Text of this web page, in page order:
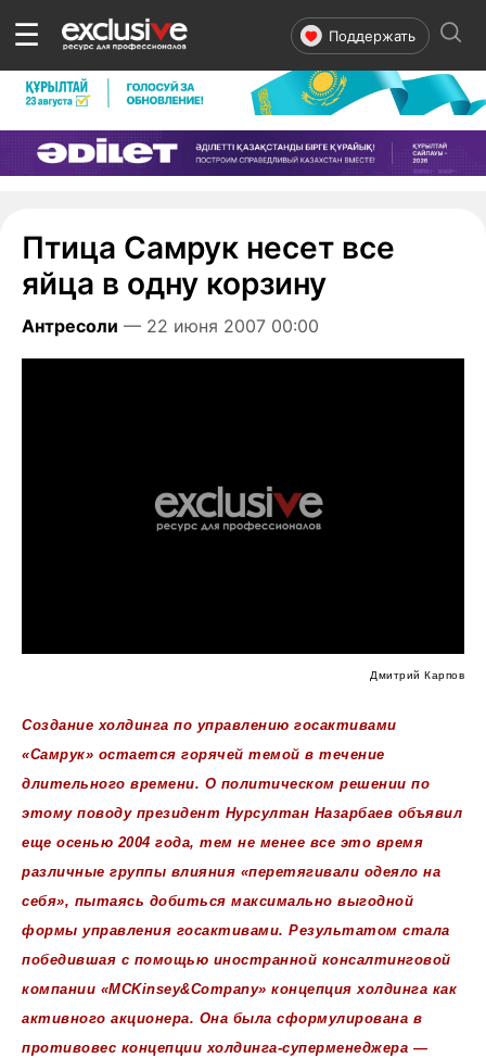
☰ Поддержать
Птица Самрук несет все
яйца в одну корзину
Антресоли — 22 июня 2007 00:00
Дмитрий Карпов
Создание холдинга по управлению госактивами
«Самрук» остается горячей темой в течение
длительного времени. О политическом решении по
этому поводу президент Нурсултан Назарбаев объявил
еще осенью 2004 года, тем не менее все это время
различные группы влияния «перетягивали одеяло на
себя», пытаясь добиться максимально выгодной
формы управления госактивами. Результатом стала
победившая с помощью иностранной консалтинговой
компании «MCKinsey&Company» концепция холдинга как
активного акционера. Она была сформулирована в
противовес концепции холдинга-суперменеджера —